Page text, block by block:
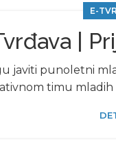
E-
|
javiti punoletni
timu mladih